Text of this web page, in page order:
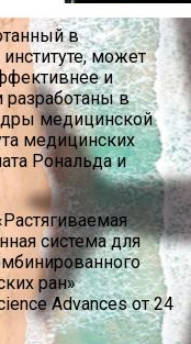
Oxygen Ожидается
Периода
в
может
и
в
медицинской
медицинских
Рональда и
система для
ран»
Advances от 24